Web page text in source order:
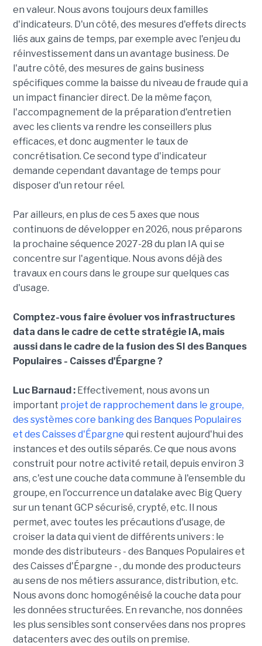
en valeur. Nous avons toujours deux familles
d'indicateurs. D'un côté, des mesures d'effets directs
liés aux gains de temps, par exemple avec l'enjeu du
réinvestissement dans un avantage business. De
l'autre côté, des mesures de gains business
spécifiques comme la baisse du niveau de fraude qui a
un impact financier direct. De la même façon,
l'accompagnement de la préparation d'entretien
avec les clients va rendre les conseillers plus
efficaces, et donc augmenter le taux de
concrétisation. Ce second type d'indicateur
demande cependant davantage de temps pour
disposer d'un retour réel.
Par ailleurs, en plus de ces 5 axes que nous
continuons de développer en 2026, nous préparons
la prochaine séquence 2027-28 du plan IA qui se
concentre sur l'agentique. Nous avons déjà des
travaux en cours dans le groupe sur quelques cas
d'usage.
Comptez-vous faire évoluer vos infrastructures
data dans le cadre de cette stratégie IA, mais
aussi dans le cadre de la fusion des SI des Banques
Populaires - Caisses d'Épargne ?
Luc Barnaud :Effectivement, nous avons un
important projet de rapprochement dans le groupe,
des systèmes core banking des Banques Populaires
et des Caisses d'Épargne qui restent aujourd'hui des
instances et des outils séparés. Ce que nous avons
construit pour notre activité retail, depuis environ 3
ans, c'est une couche data commune à l'ensemble du
groupe, en l'occurrence un datalake avec Big Query
sur un tenant GCP sécurisé, crypté, etc. Il nous
permet, avec toutes les précautions d'usage, de
croiser la data qui vient de différents univers : le
monde des distributeurs - des Banques Populaires et
des Caisses d'Épargne - , du monde des producteurs
au sens de nos métiers assurance, distribution, etc.
Nous avons donc homogénéisé la couche data pour
les données structurées. En revanche, nos données
les plus sensibles sont conservées dans nos propres
datacenters avec des outils on premise.